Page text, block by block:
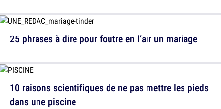
10 raisons scientifiques de ne pas mettre les pieds
dans une piscine
25 phrases à dire pour foutre en l’air un mariage